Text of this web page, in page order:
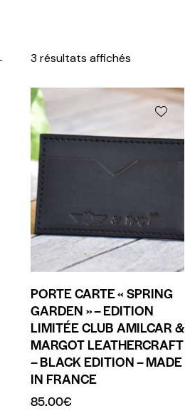
3 résultats affichés
PORTE CARTE « SPRING
GARDEN » – EDITION
LIMITÉE CLUB AMILCAR &
MARGOT LEATHERCRAFT
– BLACK EDITION – MADE
IN FRANCE
85.00€